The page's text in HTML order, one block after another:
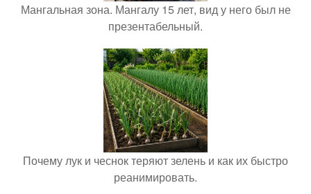
Мангальная зона. Мангалу 15 лет, вид у него был не
презентабельный.
Почему лук и чеснок теряют зелень и как их быстро
реанимировать.